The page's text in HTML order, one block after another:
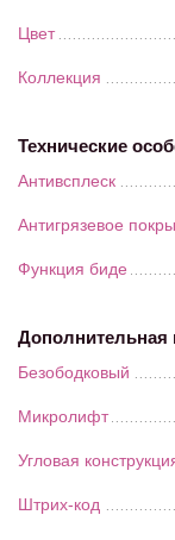
Цвет
Коллекция
Технические
Антивсплеск
Антигрязевое
Функция биде
Безободковый
Микролифт
Угловая
Штрих-код